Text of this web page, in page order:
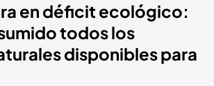
en déficit ecológico:
todos los
disponibles para